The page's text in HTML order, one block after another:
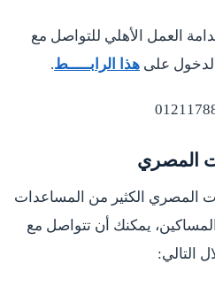
العمل الأهلي للتواصل مع
على هذا الرابـــــط.
المصري
المصري الكثير من المساعدات
والمساكين، يمكنك أن تتواصل مع
التالي: